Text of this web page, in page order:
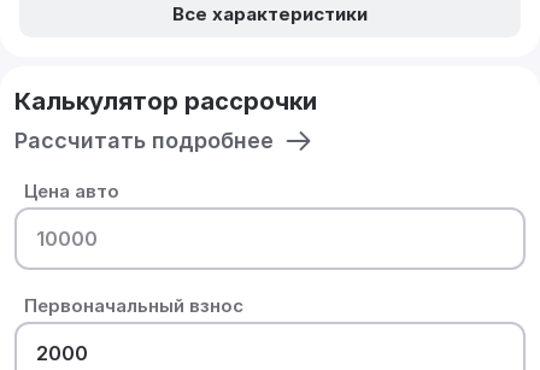
Все характеристики
Калькулятор рассрочки
Рассчитать подробнее
Цена авто
Первоначальный взнос